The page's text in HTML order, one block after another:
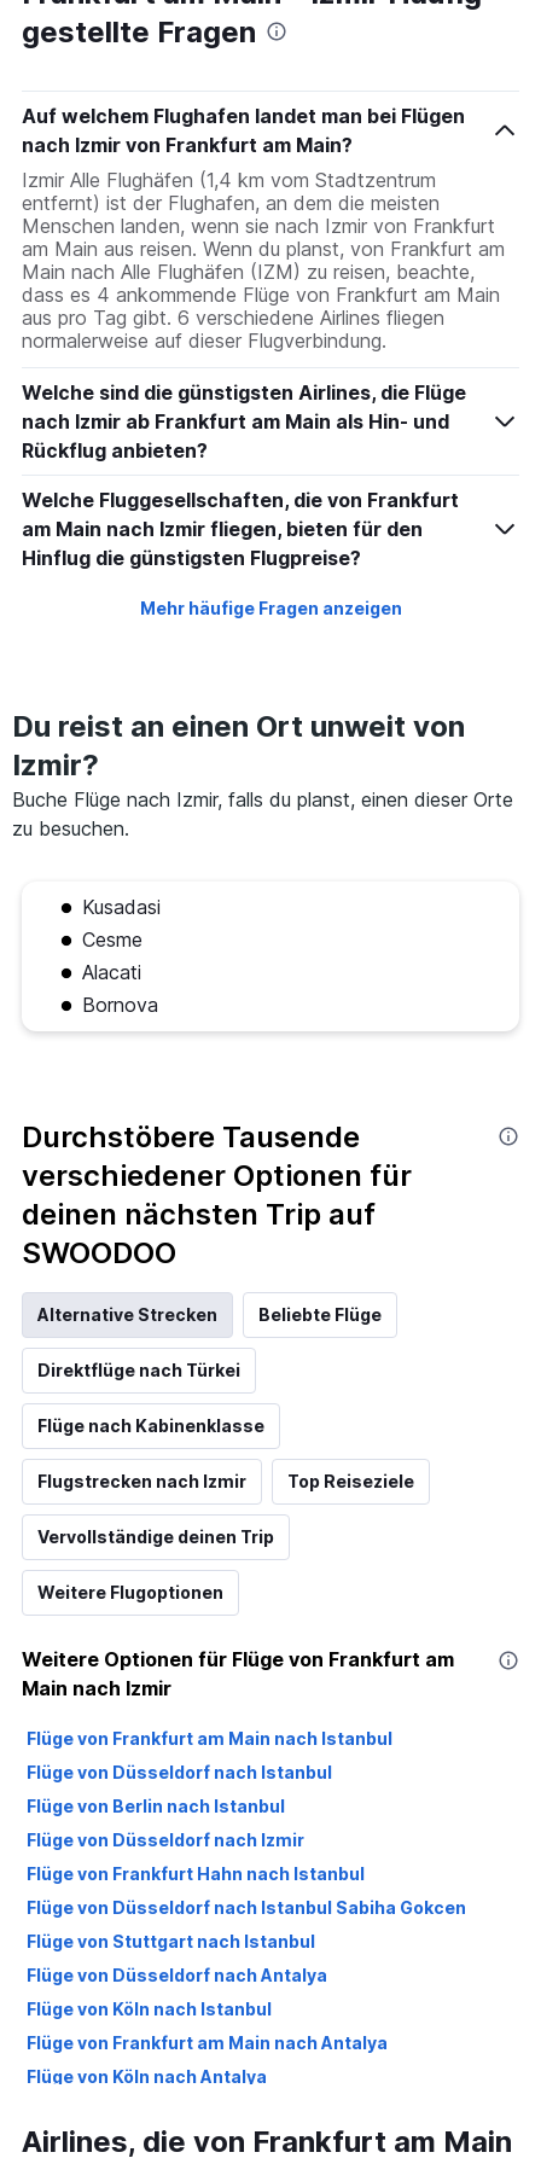
gestellte Fragen
Auf welchem Flughafen landet man bei Flügen
nach Izmir von Frankfurt am Main?
Izmir Alle Flughäfen (1,4 km vom Stadtzentrum
entfernt) ist der Flughafen, an dem die meisten
Menschen landen, wenn sie nach Izmir von Frankfurt
am Main aus reisen. Wenn du planst, von Frankfurt am
Main nach Alle Flughäfen (IZM) zu reisen, beachte,
dass es 4 ankommende Flüge von Frankfurt am Main
aus pro Tag gibt. 6 verschiedene Airlines fliegen
normalerweise auf dieser Flugverbindung.
Welche sind die günstigsten Airlines, die Flüge
nach Izmir ab Frankfurt am Main als Hin- und
Rückflug anbieten?
Welche Fluggesellschaften, die von Frankfurt
am Main nach Izmir fliegen, bieten für den
Hinflug die günstigsten Flugpreise?
Mehr häufige Fragen anzeigen
Du reist an einen Ort unweit von
Izmir?
Buche Flüge nach Izmir, falls du planst, einen dieser Orte
zu besuchen.
Kusadasi
Cesme
Alacati
Bornova
Durchstöbere Tausende
verschiedener Optionen für
deinen nächsten Trip auf
SWOODOO
Alternative Strecken Beliebte Flüge
Direktflüge nach Türkei
Flüge nach Kabinenklasse
Flugstrecken nach Izmir Top Reiseziele
Vervollständige deinen Trip
Weitere Flugoptionen
Weitere Optionen für Flüge von Frankfurt am
Main nach Izmir
Flüge von Frankfurt am Main nach Istanbul
Flüge von Düsseldorf nach Istanbul
Flüge von Berlin nach Istanbul
Flüge von Düsseldorf nach Izmir
Flüge von Frankfurt Hahn nach Istanbul
Flüge von Düsseldorf nach Istanbul Sabiha Gokcen
Flüge von Stuttgart nach Istanbul
Flüge von Düsseldorf nach Antalya
Flüge von Köln nach Istanbul
Flüge von Frankfurt am Main nach Antalya
Flüge von Köln nach Antalya
Flüge von Hamburg nach Antalya
Airlines, die von Frankfurt am Main